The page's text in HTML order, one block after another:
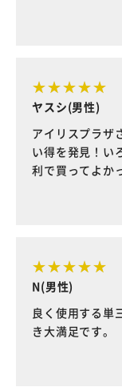
ヤスシ(男性)
アイリスプラザ
い得を発見！い
利で買ってよか
N(男性)
良く使用する単
き大満足です。